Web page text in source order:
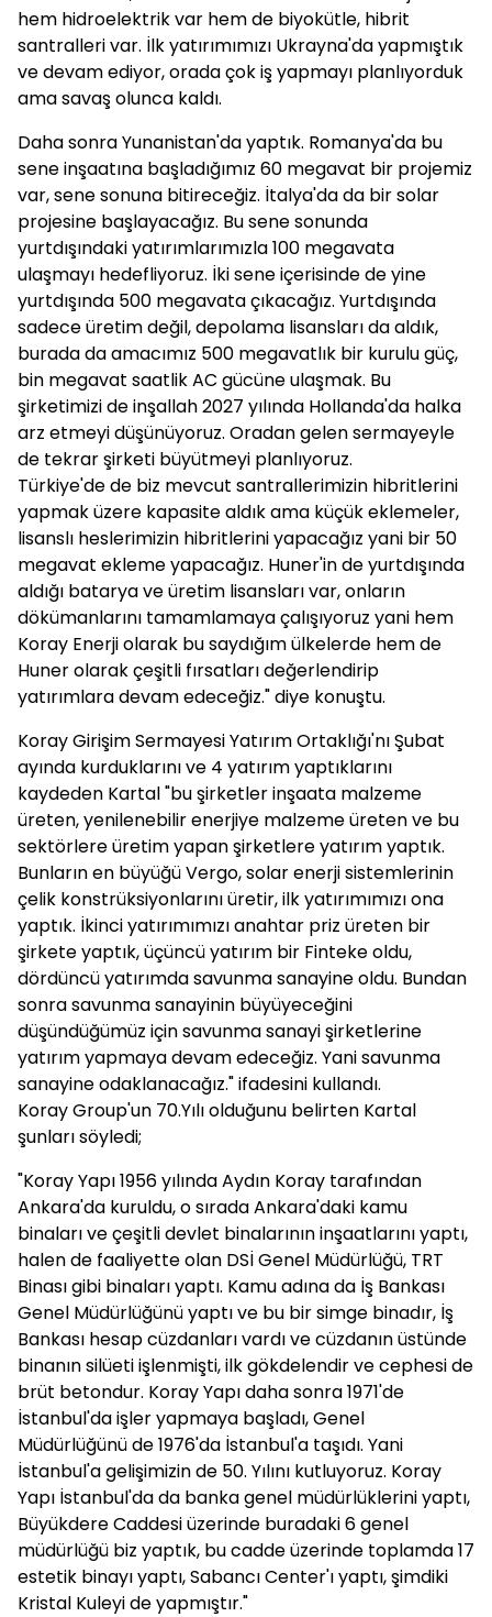
hem hidroelektrik var hem de biyokütle, hibrit
santralleri var. İlk yatırımımızı Ukrayna'da yapmıştık
ve devam ediyor, orada çok iş yapmayı planlıyorduk
ama savaş olunca kaldı.
Daha sonra Yunanistan'da yaptık. Romanya'da bu
sene inşaatına başladığımız 60 megavat bir projemiz
var, sene sonuna bitireceğiz. İtalya'da da bir solar
projesine başlayacağız. Bu sene sonunda
yurtdışındaki yatırımlarımızla 100 megavata
ulaşmayı hedefliyoruz. İki sene içerisinde de yine
yurtdışında 500 megavata çıkacağız. Yurtdışında
sadece üretim değil, depolama lisansları da aldık,
burada da amacımız 500 megavatlık bir kurulu güç,
bin megavat saatlik AC gücüne ulaşmak. Bu
şirketimizi de inşallah 2027 yılında Hollanda'da halka
arz etmeyi düşünüyoruz. Oradan gelen sermayeyle
de tekrar şirketi büyütmeyi planlıyoruz.
Türkiye'de de biz mevcut santrallerimizin hibritlerini
yapmak üzere kapasite aldık ama küçük eklemeler,
lisanslı heslerimizin hibritlerini yapacağız yani bir 50
megavat ekleme yapacağız. Huner'in de yurtdışında
aldığı batarya ve üretim lisansları var, onların
dökümanlarını tamamlamaya çalışıyoruz yani hem
Koray Enerji olarak bu saydığım ülkelerde hem de
Huner olarak çeşitli fırsatları değerlendirip
yatırımlara devam edeceğiz." diye konuştu.
Koray Girişim Sermayesi Yatırım Ortaklığı'nı Şubat
ayında kurduklarını ve 4 yatırım yaptıklarını
kaydeden Kartal "bu şirketler inşaata malzeme
üreten, yenilenebilir enerjiye malzeme üreten ve bu
sektörlere üretim yapan şirketlere yatırım yaptık.
Bunların en büyüğü Vergo, solar enerji sistemlerinin
çelik konstrüksiyonlarını üretir, ilk yatırımımızı ona
yaptık. İkinci yatırımımızı anahtar priz üreten bir
şirkete yaptık, üçüncü yatırım bir Finteke oldu,
dördüncü yatırımda savunma sanayine oldu. Bundan
sonra savunma sanayinin büyüyeceğini
düşündüğümüz için savunma sanayi şirketlerine
yatırım yapmaya devam edeceğiz. Yani savunma
sanayine odaklanacağız." ifadesini kullandı.
Koray Group'un 70.Yılı olduğunu belirten Kartal
şunları söyledi;
"Koray Yapı 1956 yılında Aydın Koray tarafından
Ankara'da kuruldu, o sırada Ankara'daki kamu
binaları ve çeşitli devlet binalarının inşaatlarını yaptı,
halen de faaliyette olan DSİ Genel Müdürlüğü, TRT
Binası gibi binaları yaptı. Kamu adına da İş Bankası
Genel Müdürlüğünü yaptı ve bu bir simge binadır, İş
Bankası hesap cüzdanları vardı ve cüzdanın üstünde
binanın silüeti işlenmişti, ilk gökdelendir ve cephesi de
brüt betondur. Koray Yapı daha sonra 1971'de
İstanbul'da işler yapmaya başladı, Genel
Müdürlüğünü de 1976'da İstanbul'a taşıdı. Yani
İstanbul'a gelişimizin de 50. Yılını kutluyoruz. Koray
Yapı İstanbul'da da banka genel müdürlüklerini yaptı,
Büyükdere Caddesi üzerinde buradaki 6 genel
müdürlüğü biz yaptık, bu cadde üzerinde toplamda 17
estetik binayı yaptı, Sabancı Center'ı yaptı, şimdiki
Kristal Kuleyi de yapmıştır."